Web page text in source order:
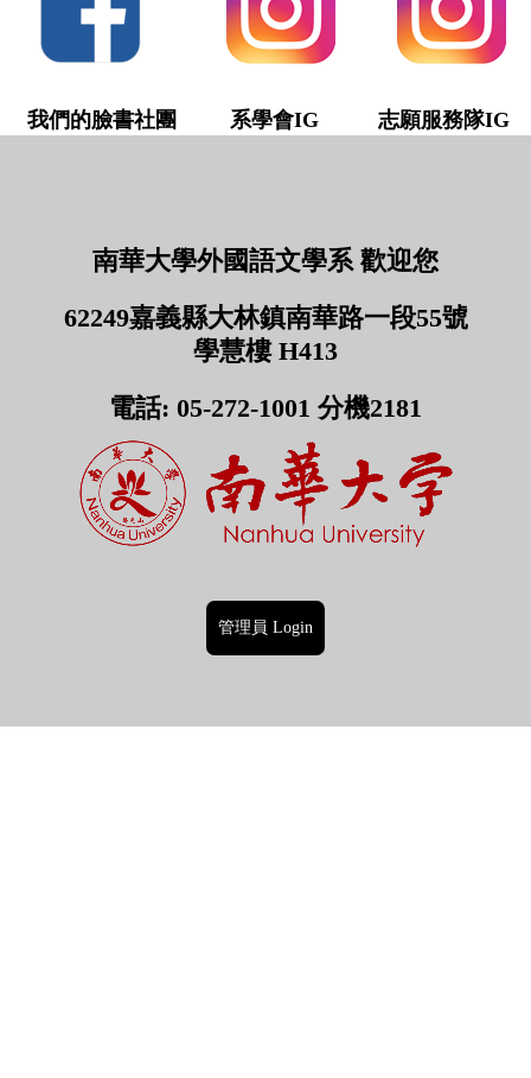
我們的臉書社團 系學會IG 志願服務隊IG
南華大學外國語文學系 歡迎您
62249嘉義縣大林鎮南華路一段55號
學慧樓 H413
電話: 05-272-1001 分機2181
管理員 Login